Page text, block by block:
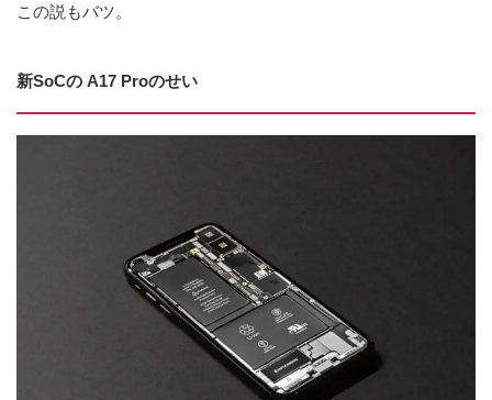
この説もバツ。
新SoCの A17 Proのせい